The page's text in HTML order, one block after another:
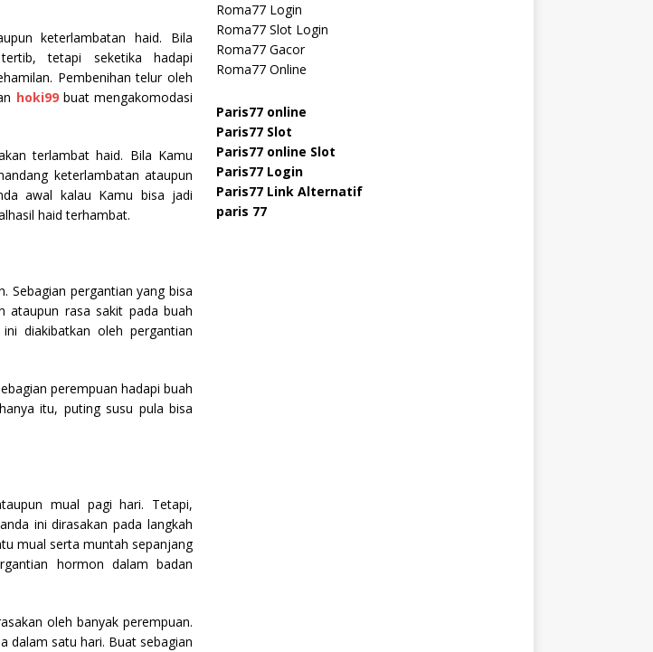
keterlambatan haid. Bila
tetapi seketika hadapi
Pembenihan telur oleh
hoki99buat mengakomodasi
terlambat haid. Bila Kamu
keterlambatan ataupun
awal kalau Kamu bisa jadi
haid terhambat.
Sebagian pergantian yang bisa
ataupun rasa sakit pada buah
diakibatkan oleh pergantian
perempuan hadapi buah
itu, puting susu pula bisa
mual pagi hari. Tetapi,
ini dirasakan pada langkah
mual serta muntah sepanjang
hormon dalam badan
oleh banyak perempuan.
dalam satu hari. Buat sebagian
Roma77 Login
Roma77 Slot Login
Roma77 Gacor
Roma77 Online
Paris77 online
Paris77 Slot
Paris77 online Slot
Paris77 Login
Paris77 Link Alternatif
paris 77